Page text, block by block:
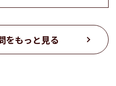
をもっと見る